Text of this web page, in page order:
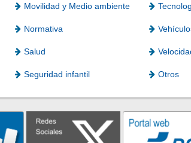
Movilidad y Medio ambiente
Normativa
Salud
Seguridad infantil Otros